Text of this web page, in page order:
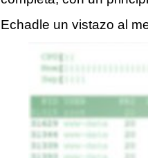
Echadle un vistazo al